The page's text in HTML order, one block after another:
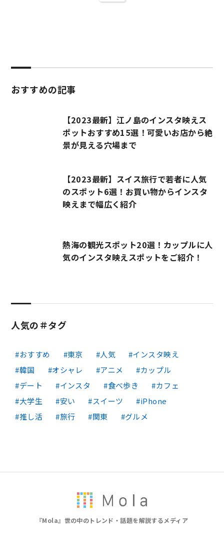
おすすめの記事
【2023最新】江ノ島のインスタ映えス
ポットおすすめ15選！可愛いお店から絶
景が見える穴場まで
【2023最新】スイス旅行で若者に人気
のスポット6選！お買い物からインスタ
映えまで幅広く紹介
熱海の観光スポット20選！カップルに人
気のインスタ映えスポットをご紹介！
人気の＃タグ
おすすめ 東京 人気
インスタ映え
韓国
オシャレ アニメ
カップル
デート
インスタ 食べ歩き
カフェ
大学生
安い スイーツ
iPhone
推し活
旅行 関東 グルメ
『Mola』世の中のトレンド・話題を解説するメディア